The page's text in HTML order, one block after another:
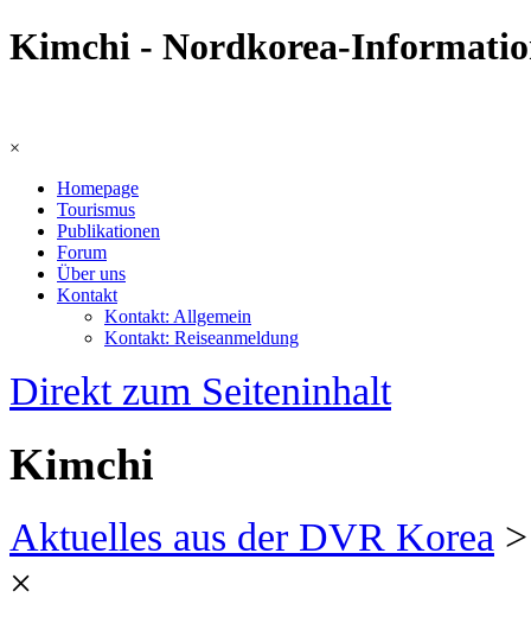
Kimchi - Nordkorea-
×
Homepage
Tourismus
Publikationen
Forum
Über uns
Kontakt
Kontakt: Allgemein
Kontakt: Reiseanmeldung
Direkt zum Seiteninhalt
Kimchi
Aktuelles aus der DVR Korea
×